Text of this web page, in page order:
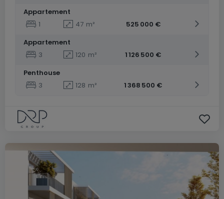
Appartement
1
47 m²
525 000 €
Appartement
3
120 m²
1 126 500 €
Penthouse
3
128 m² 1 368 500 €